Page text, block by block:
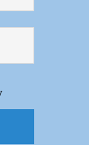
lunghezze